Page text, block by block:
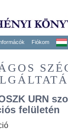
Fiókom
URN
felületén